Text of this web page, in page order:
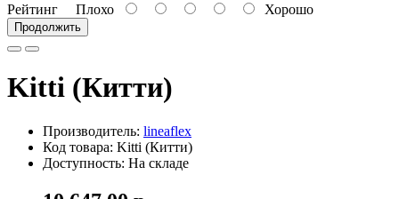
Рейтинг Плохо Хорошо
Продолжить
Kitti (Китти)
Производитель: lineaflex
Код товара: Kitti (Китти)
Доступность: На складе